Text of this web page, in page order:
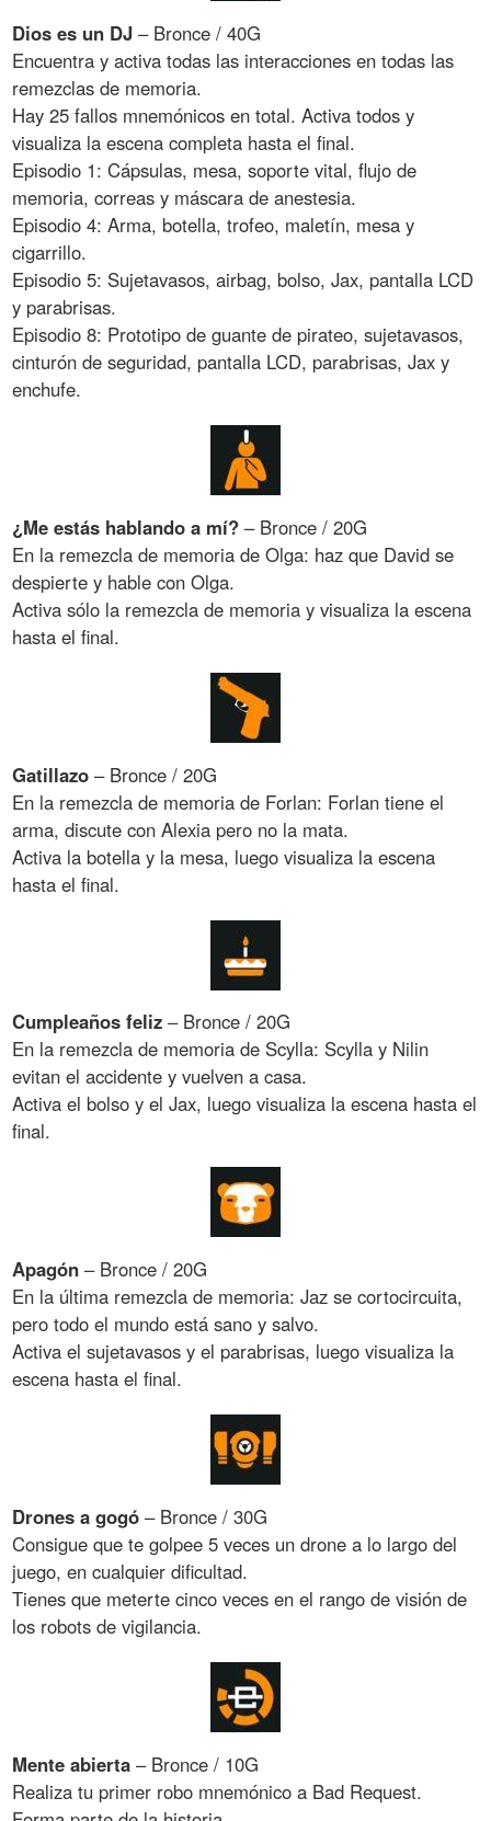
Dios es un DJ – Bronce / 40G
Encuentra y activa todas las interacciones en todas las
remezclas de memoria.
Hay 25 fallos mnemónicos en total. Activa todos y
visualiza la escena completa hasta el final.
Episodio 1: Cápsulas, mesa, soporte vital, flujo de
memoria, correas y máscara de anestesia.
Episodio 4: Arma, botella, trofeo, maletín, mesa y
cigarrillo.
Episodio 5: Sujetavasos, airbag, bolso, Jax, pantalla LCD
y parabrisas.
Episodio 8: Prototipo de guante de pirateo, sujetavasos,
cinturón de seguridad, pantalla LCD, parabrisas, Jax y
enchufe.
¿Me estás hablando a mí?– Bronce / 20G
En la remezcla de memoria de Olga: haz que David se
despierte y hable con Olga.
Activa sólo la remezcla de memoria y visualiza la escena
hasta el final.
Gatillazo – Bronce / 20G
En la remezcla de memoria de Forlan: Forlan tiene el
arma, discute con Alexia pero no la mata.
Activa la botella y la mesa, luego visualiza la escena
hasta el final.
Cumpleaños feliz – Bronce / 20G
En la remezcla de memoria de Scylla: Scylla y Nilin
evitan el accidente y vuelven a casa.
Activa el bolso y el Jax, luego visualiza la escena hasta el
final.
Apagón – Bronce / 20G
En la última remezcla de memoria: Jaz se cortocircuita,
pero todo el mundo está sano y salvo.
Activa el sujetavasos y el parabrisas, luego visualiza la
escena hasta el final.
Drones a gogó – Bronce / 30G
Consigue que te golpee 5 veces un drone a lo largo del
juego, en cualquier dificultad.
Tienes que meterte cinco veces en el rango de visión de
los robots de vigilancia.
Mente abierta – Bronce / 10G
Realiza tu primer robo mnemónico a Bad Request.